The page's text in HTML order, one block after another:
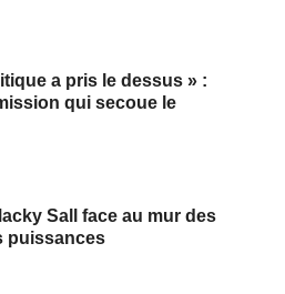
a pris le dessus » :
qui secoue le
Sall face au mur des
puissances